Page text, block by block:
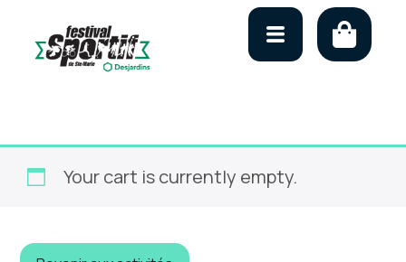
Skip
Your cart is currently empty.